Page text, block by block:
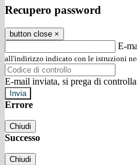
Recupero password
button close ×
E-
all'indirizzo indicato con le istruzioni
E-mail inviata, si prega di
Errore
Chiudi
Successo
Chiudi